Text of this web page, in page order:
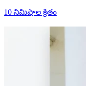
10 నిమిషాల క్రితం